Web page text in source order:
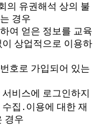
의 유권해석 상의 불
경우
여 얻은 정보를 교육
상업적으로 이용하
호로 가입되어 있는
비스에 로그인하지
집․이용에 대한 재
경우